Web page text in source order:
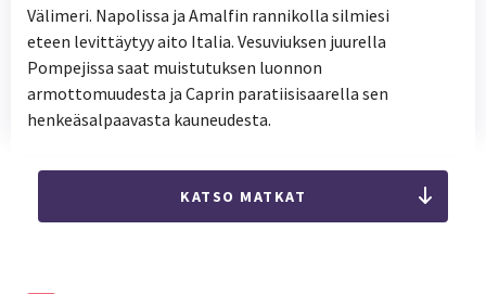
Välimeri. Napolissa ja Amalfin rannikolla silmiesi
eteen levittäytyy aito Italia. Vesuviuksen juurella
Pompejissa saat muistutuksen luonnon
armottomuudesta ja Caprin paratiisisaarella sen
henkeäsalpaavasta kauneudesta.
KATSO MATKAT